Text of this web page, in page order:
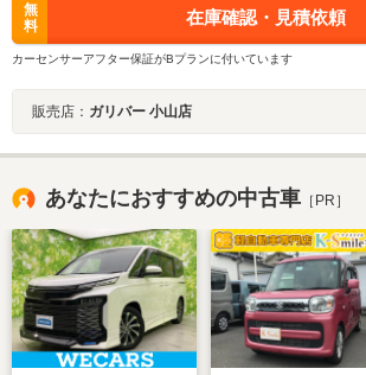
無
料
在庫確認・見積依頼
カーセンサーアフター保証がBプランに付いています
販売店： ガリバー 小山店
あなたにおすすめの中古車 ［PR］